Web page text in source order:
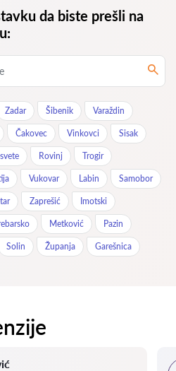
da biste prešli na
Zadar Šibenik Varaždin
Čakovec Vinkovci Sisak
Rovinj Trogir
Vukovar Labin Samobor
Zaprešić Imotski
Metković Pazin
Solin Županja Garešnica